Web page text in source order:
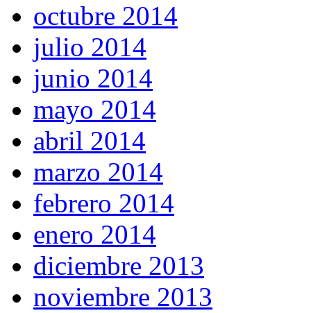
octubre 2014
julio 2014
junio 2014
mayo 2014
abril 2014
marzo 2014
febrero 2014
enero 2014
diciembre 2013
noviembre 2013